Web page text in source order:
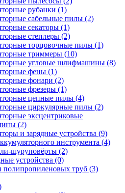
рубанки (1)
сабельные пилы (2)
секаторы (1)
степлеры (2)
торцовочные пилы (1)
триммеры (10)
угловые шлифмашины (8)
фены (1)
фонари (2)
фрезеры (1)
цепные пилы (4)
циркулярные пилы (2)
эксцентриковые
(2)
и зарядные устройства (9)
инструмента (4)
шуруповёрты (2)
устройства (0)
полипропиленовых труб (3)